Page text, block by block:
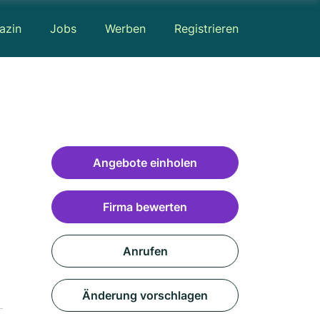
Jobs Werben Registrieren
Angebote einholen
Firma bewerten
Anrufen
Änderung vorschlagen